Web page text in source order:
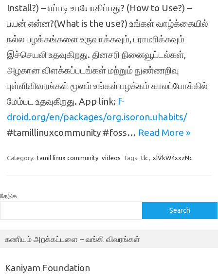
Install?) – எப்படி உபயோகிப்பது? (How to Use?) –
பயன் என்ன?(What is the use?) உங்கள் வாழ்க்கையில்
நல்ல பழக்கங்களை உருவாக்கவும், பராமரிக்கவும்
இச்செயலி உதவுகிறது. தினசரி நினைவூட்டல்கள்,
அழகான விளக்கப்படங்கள் மற்றும் நுண்ணறிவு
புள்ளிவிவரங்கள் மூலம் உங்கள் பழக்கம் காலப்போக்கில்
மேம்பட உதவுகிறது. App link: f-
droid.org/en/packages/org.isoron.uhabits/
#tamillinuxcommunity #foss… Read More »
Category: tamil linux community videos Tags: tlc, xlVkW4xxzNc
தேடுக
Search
கணியம் அறக்கட்டளை – வங்கி விவரங்கள்
Kaniyam Foundation